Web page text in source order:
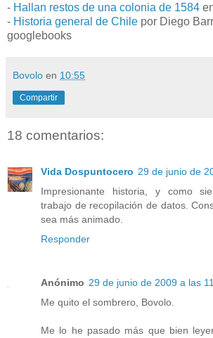
- Hallan restos de una colonia de 1584
- Historia general de Chile por Diego
googlebooks
Bovolo en 10:55
Compartir
18 comentarios:
Vida Dospuntocero 29 de junio de
Impresionante historia, y como
trabajo de recopilación de datos.
sea más animado.
Responder
Anónimo 29 de junio de 2009 a las
Me quito el sombrero, Bovolo.
Me lo he pasado más que bien